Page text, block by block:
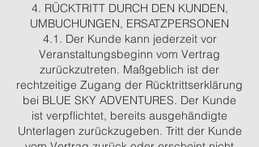
4. RÜCKTRITT DURCH DEN KUNDEN,
UMBUCHUNGEN, ERSATZPERSONEN
4.1. Der Kunde kann jederzeit vor
Veranstaltungsbeginn vom Vertrag
zurückzutreten. Maßgeblich ist der
rechtzeitige Zugang der Rücktrittserklärung
bei BLUE SKY ADVENTURES. Der Kunde
ist verpflichtet, bereits ausgehändigte
Unterlagen zurückzugeben. Tritt der Kunde